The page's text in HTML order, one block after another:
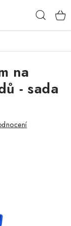
na
- sada